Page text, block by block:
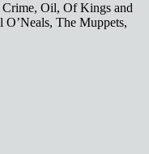
Oil, Of Kings and
The Muppets,